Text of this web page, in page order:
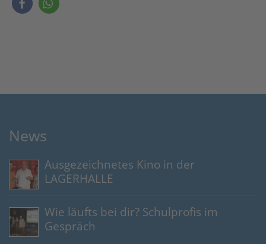
News
Ausgezeichnetes Kino in der
LAGERHALLE
Wie läufts bei dir? Schulprofis im
Gespräch